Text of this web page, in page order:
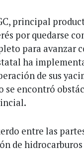
principal
por quedarse
para avanzar
ha
de sus
se encontró
entre las
de